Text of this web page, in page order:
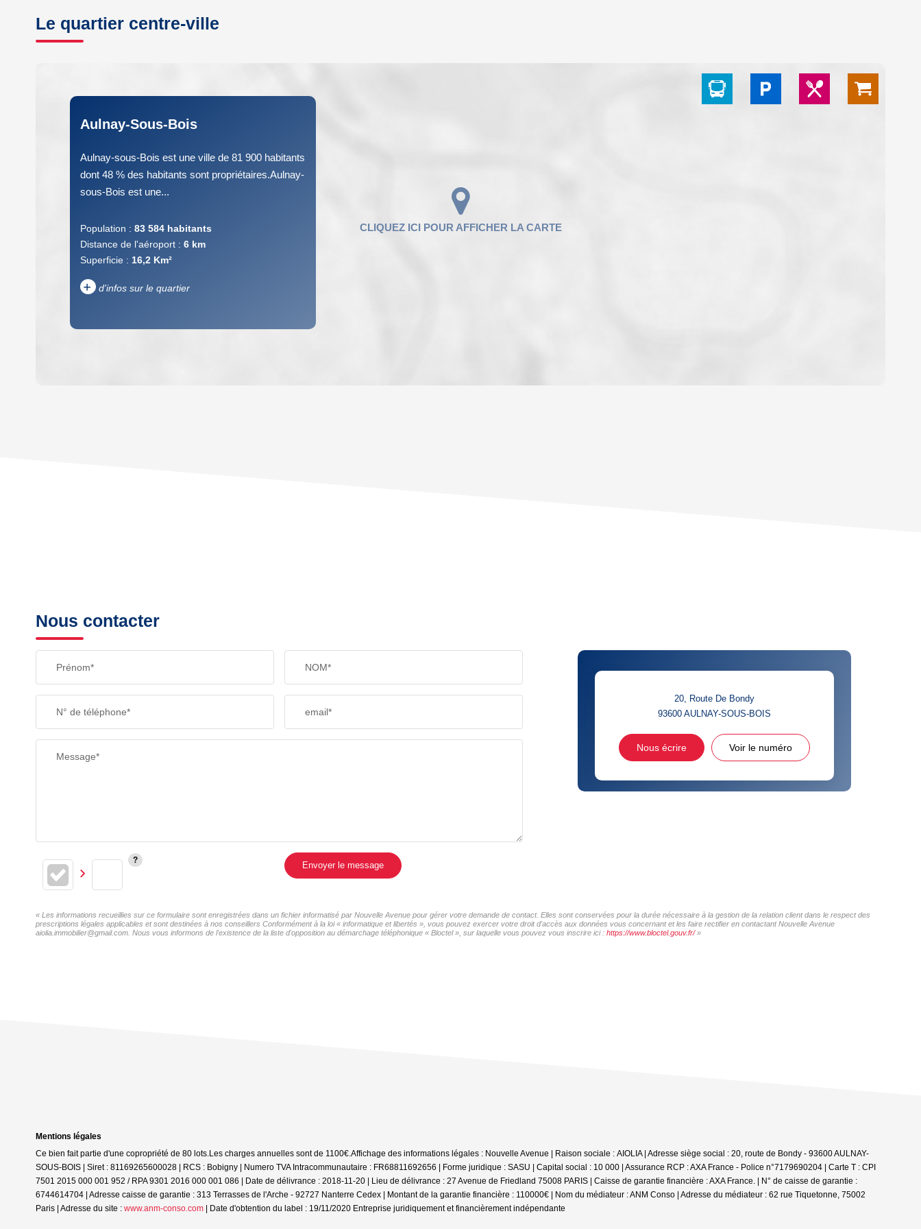
Le quartier centre-ville
Aulnay-Sous-Bois
Aulnay-sous-Bois est une ville de 81 900 habitants
dont 48 % des habitants sont propriétaires.Aulnay-
sous-Bois est une...
Population : 83 584 habitants
Distance de l'aéroport : 6 km
Superficie : 16,2 Km²
+ d'infos sur le quartier
Nous contacter
Prénom* NOM*
N° de téléphone* email*
Message*
Envoyer le message
20, Route De Bondy
93600 AULNAY-SOUS-BOIS
Nous écrire Voir le numéro
« Les informations recueillies sur ce formulaire sont enregistrées dans un fichier informatisé par Nouvelle Avenue pour gérer votre demande de contact. Elles sont conservées pour la durée nécessaire à la gestion de la relation client dans le respect des
prescriptions légales applicables et sont destinées à nos conseillers Conformément à la loi « informatique et libertés », vous pouvez exercer votre droit d'accès aux données vous concernant et les faire rectifier en contactant Nouvelle Avenue
aiolia.immobilier@gmail.com. Nous vous informons de l'existence de la liste d'opposition au démarchage téléphonique « Bloctel », sur laquelle vous pouvez vous inscrire ici : https://www.bloctel.gouv.fr/»
Mentions légales
Ce bien fait partie d'une copropriété de 80 lots.Les charges annuelles sont de 1100€. Affichage des informations légales : Nouvelle Avenue | Raison sociale : AIOLIA | Adresse siège social : 20, route de Bondy - 93600 AULNAY-
SOUS-BOIS | Siret : 81169265600028 | RCS : Bobigny | Numero TVA Intracommunautaire : FR68811692656 | Forme juridique : SASU | Capital social : 10 000 | Assurance RCP : AXA France - Police n°7179690204 | Carte T : CPI
7501 2015 000 001 952 / RPA 9301 2016 000 001 086 | Date de délivrance : 2018-11-20 | Lieu de délivrance : 27 Avenue de Friedland 75008 PARIS | Caisse de garantie financière : AXA France. | N° de caisse de garantie :
6744614704 | Adresse caisse de garantie : 313 Terrasses de l'Arche - 92727 Nanterre Cedex | Montant de la garantie financière : 110000€ | Nom du médiateur : ANM Conso | Adresse du médiateur : 62 rue Tiquetonne, 75002
Paris | Adresse du site : www.anm-conso.com | Date d'obtention du label : 19/11/2020 Entreprise juridiquement et financièrement indépendante